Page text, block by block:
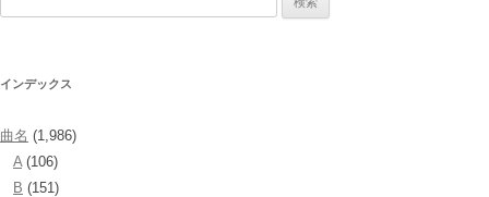
インデックス
曲名 (1,986)
A(106)
B (151)